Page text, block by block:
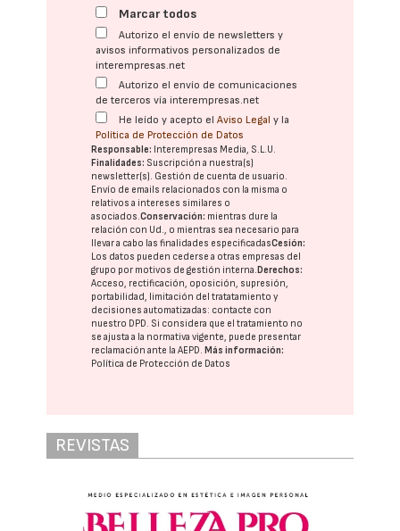
Marcar todos
Autorizo el envío de newsletters y
avisos informativos personalizados de
interempresas.net
Autorizo el envío de comunicaciones
de terceros vía interempresas.net
He leído y acepto elAviso Legal y la
Política de Protección de Datos
Responsable: Interempresas Media, S.L.U.
Finalidades: Suscripción a nuestra(s)
newsletter(s). Gestión de cuenta de usuario.
Envío de emails relacionados con la misma o
relativos a intereses similares o
asociados.Conservación: mientras dure la
relación con Ud., o mientras sea necesario para
llevar a cabo las finalidades especificadasCesión:
Los datos pueden cederse a otras empresas del
grupo por motivos de gestión interna.Derechos:
Acceso, rectificación, oposición, supresión,
portabilidad, limitación del tratatamiento y
decisiones automatizadas: contacte con
nuestro DPD. Si considera que el tratamiento no
se ajusta a la normativa vigente, puede presentar
reclamación ante laAEPD.Más información:
Política de Protección de Datos
REVISTAS